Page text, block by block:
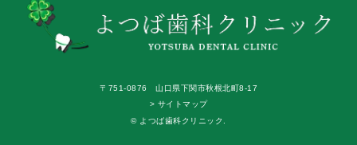
〒751-0876 山口県下関市秋根北町8-17
> サイトマップ
© よつば歯科クリニック.